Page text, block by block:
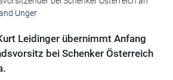
Unger
Leidinger übernimmt Anfang
bei Schenker Österreich